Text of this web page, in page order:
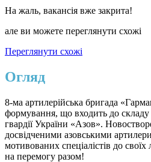
На жаль, вакансія вже закрита!
але ви можете переглянути схожі
Переглянути схожі
Огляд
8-ма артилерійська бригада
формування, що входить до складу
гвардії України «Азов».
досвідченими азовськими
мотивованих спеціалістів до
на перемогу разом!